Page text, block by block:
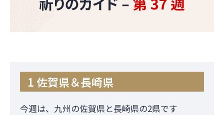
1 佐賀県＆長崎県
今週は、九州の佐賀県と長崎県の2県です